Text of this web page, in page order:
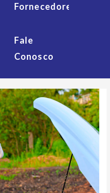
Fornecedores
Fale
Conosco